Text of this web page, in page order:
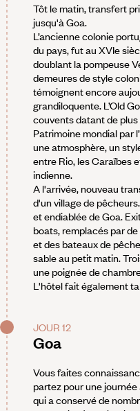
Tôt le matin, transfert
jusqu'à Goa.
L’ancienne colonie
du pays, fut au XVIe
doublant la pompeuse
demeures de style
témoignent encore
grandiloquente. L’Old
couvents datant de
Patrimoine mondial par
une atmosphère, un
entre Rio, les Caraïbes
indienne.
A l'arrivée, nouveau
d'un village de
et endiablée de Goa.
boats, remplacés par
et des bateaux de
sable au petit matin.
une poignée de
L'hôtel fait également
JOUR 12
Goa
Vous faites
partez pour une
qui a conservé de